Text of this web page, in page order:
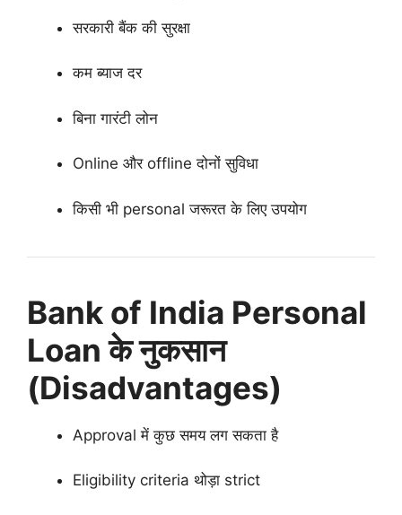
सरकारी बैंक की सुरक्षा
कम ब्याज दर
बिना गारंटी लोन
Online और offline दोनों सुविधा
किसी भी personal जरूरत के लिए उपयोग
Bank of India Personal
Loan के नुकसान
(Disadvantages)
Approval में कुछ समय लग सकता है
Eligibility criteria थोड़ा strict